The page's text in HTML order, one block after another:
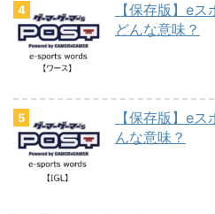
【保存版】e
どんな意味？
【保存版】e
んな意味？